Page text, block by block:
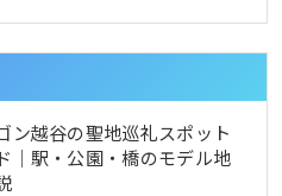
ン越谷の聖地巡礼スポット
｜駅・公園・橋のモデル地